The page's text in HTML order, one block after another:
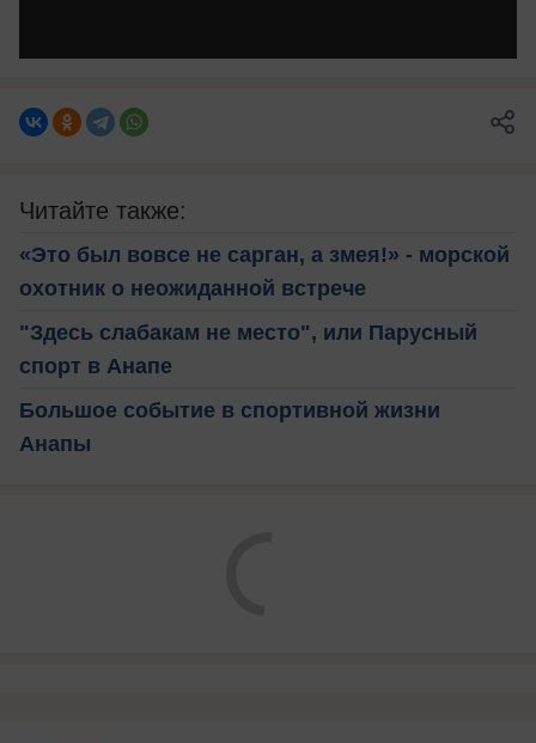
Читайте также:
«Это был вовсе не сарган, а змея!» - морской
охотник о неожиданной встрече
"Здесь слабакам не место", или Парусный
спорт в Анапе
Большое событие в спортивной жизни
Анапы